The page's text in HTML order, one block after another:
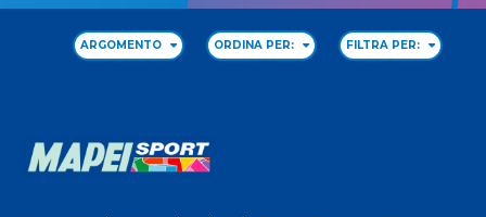
ARGOMENTO ORDINA PER: FILTRA PER: